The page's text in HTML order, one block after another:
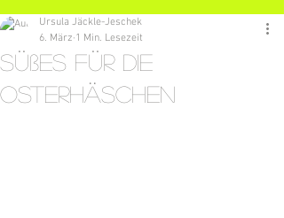
Süßes für die
Osterhäschen
Ursula Jäckle-Jeschek
6. März 1 Min. Lesezeit